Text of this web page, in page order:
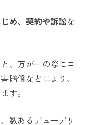
め、契約や訴訟な
、万が一の際にコ
賠償などにより、
す。
数あるデューデリ